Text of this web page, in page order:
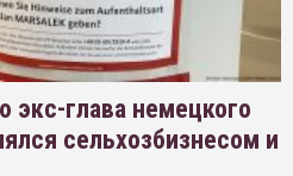
глава немецкого
сельхозбизнесом и